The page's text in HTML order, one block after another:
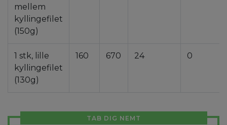
mellem
kyllingefilet
(150g)
1 stk, lille
kyllingefilet
(130g)
160 670 24 0
TAB DIG NEMT